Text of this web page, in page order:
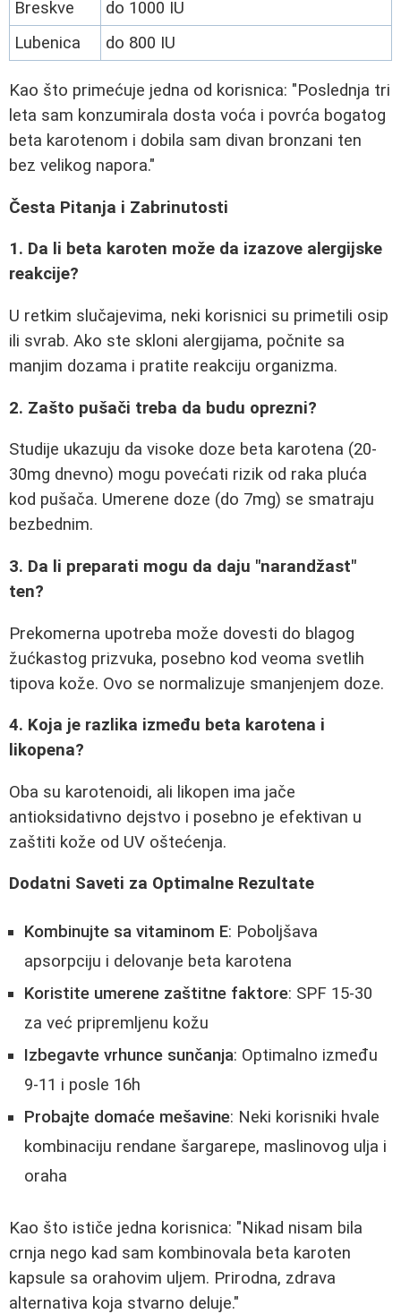
Breskve
do 1000 IU
Lubenica
do 800 IU
Kao što primećuje jedna od korisnica: "Poslednja tri
leta sam konzumirala dosta voća i povrća bogatog
beta karotenom i dobila sam divan bronzani ten
bez velikog napora."
Česta Pitanja i Zabrinutosti
1. Da li beta karoten može da izazove alergijske
reakcije?
U retkim slučajevima, neki korisnici su primetili osip
ili svrab. Ako ste skloni alergijama, počnite sa
manjim dozama i pratite reakciju organizma.
2. Zašto pušači treba da budu oprezni?
Studije ukazuju da visoke doze beta karotena (20-
30mg dnevno) mogu povećati rizik od raka pluća
kod pušača. Umerene doze (do 7mg) se smatraju
bezbednim.
3. Da li preparati mogu da daju "narandžast"
ten?
Prekomerna upotreba može dovesti do blagog
žućkastog prizvuka, posebno kod veoma svetlih
tipova kože. Ovo se normalizuje smanjenjem doze.
4. Koja je razlika između beta karotena i
likopena?
Oba su karotenoidi, ali likopen ima jače
antioksidativno dejstvo i posebno je efektivan u
zaštiti kože od UV oštećenja.
Dodatni Saveti za Optimalne Rezultate
Kombinujte sa vitaminom E: Poboljšava
apsorpciju i delovanje beta karotena
Koristite umerene zaštitne faktore: SPF 15-30
za već pripremljenu kožu
Izbegavte vrhunce sunčanja: Optimalno između
9-11 i posle 16h
Probajte domaće mešavine: Neki korisniki hvale
kombinaciju rendane šargarepe, maslinovog ulja i
oraha
Kao što ističe jedna korisnica: "Nikad nisam bila
crnja nego kad sam kombinovala beta karoten
kapsule sa orahovim uljem. Prirodna, zdrava
alternativa koja stvarno deluje."